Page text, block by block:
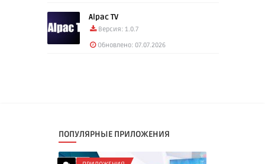
Alpac TV
Версия: 1.0.7
Обновлено: 07.07.2026
ПОПУЛЯРНЫЕ ПРИЛОЖЕНИЯ